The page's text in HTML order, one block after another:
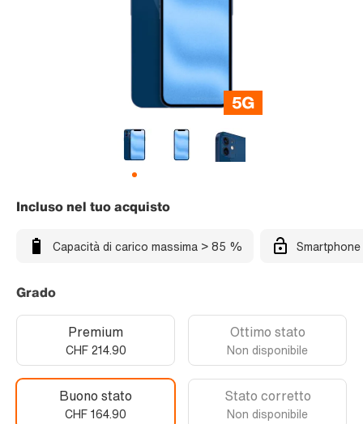
Incluso nel tuo acquisto
Capacità di carico massima > 85 %
Grado
Premium
CHF 214.90
Ottimo stato
Non disponibile
Buono stato
CHF 164.90
Stato corretto
Non disponibile